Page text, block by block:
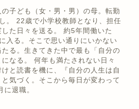
子ども（女・男・男）の母。転勤
。 22歳で小学校教師となり、担任
た日々を送る。 約5年間働いた
入る。そこで思い通りにいかない
る。生きてきた中で最も「自分の
なる。 何年も満たされない日々
と読書を機に、『自分の人生は自
気づく。そこから毎日が変わって
退職。